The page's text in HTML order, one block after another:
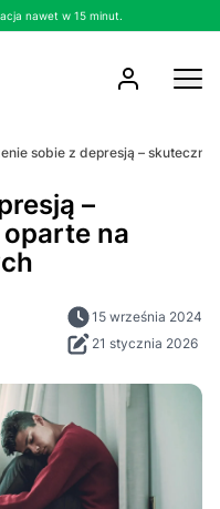
nawet w 15 minut.
sobie z depresją –
–
na
15 września 2024
21 stycznia 2026